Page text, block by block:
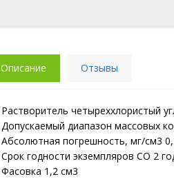
Описание Отзывы
Растворитель четыреххлористый
Допускаемый диапазон массовых
Абсолютная погрешность, мг/см3
Срок годности экземпляров СО 2
Фасовка 1,2 см3